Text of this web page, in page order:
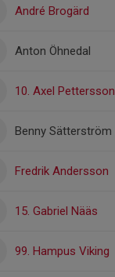
André Brogärd
Anton Öhnedal
10. Axel Pettersson
Benny Sätterström
Fredrik Andersson
15. Gabriel Nääs
99. Hampus Viking